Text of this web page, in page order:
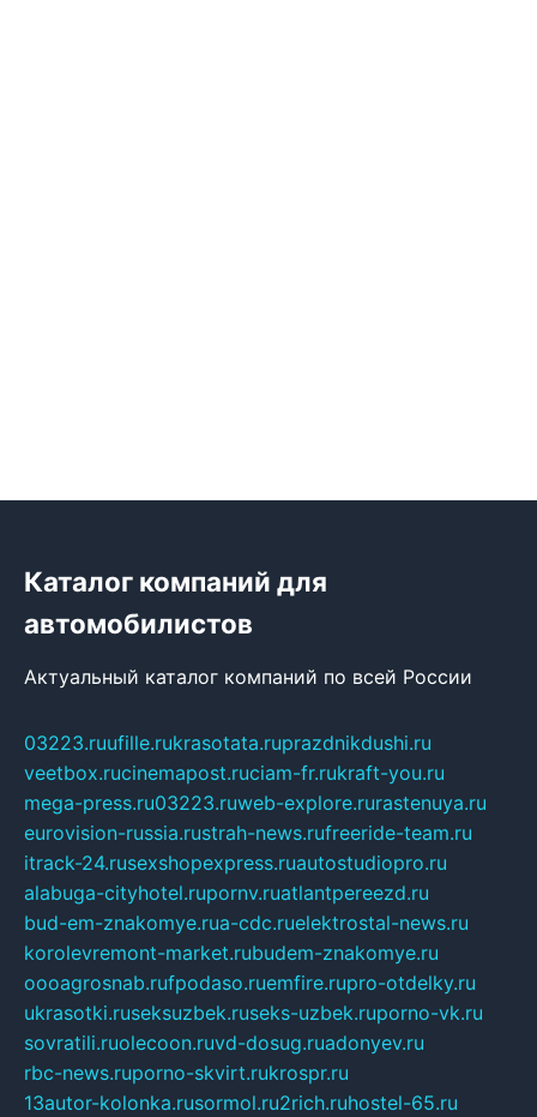
Каталог компаний для
автомобилистов
Актуальный каталог компаний по всей России
03223.ruufille.rukrasotata.ruprazdnikdushi.ru
veetbox.rucinemapost.ruciam-fr.rukraft-you.ru
mega-press.ru03223.ruweb-explore.rurastenuya.ru
eurovision-russia.rustrah-news.rufreeride-team.ru
itrack-24.rusexshopexpress.ruautostudiopro.ru
alabuga-cityhotel.rupornv.ruatlantpereezd.ru
bud-em-znakomye.rua-cdc.ruelektrostal-news.ru
korolevremont-market.rubudem-znakomye.ru
oooagrosnab.rufpodaso.ruemfire.rupro-otdelky.ru
ukrasotki.ruseksuzbek.ruseks-uzbek.ruporno-vk.ru
sovratili.ruolecoon.ruvd-dosug.ruadonyev.ru
rbc-news.ruporno-skvirt.rukrospr.ru
13autor-kolonka.rusormol.ru2rich.ruhostel-65.ru